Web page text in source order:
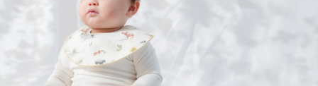
ツイルハーフパンツ